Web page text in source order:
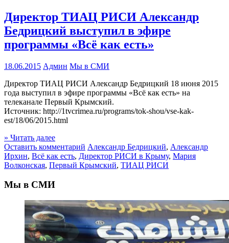
Директор ТИАЦ РИСИ Александр
Бедрицкий выступил в эфире
программы «Всё как есть»
18.06.2015 Админ Мы в СМИ
Директор ТИАЦ РИСИ Александр Бедрицкий 18 июня 2015
года выступил в эфире программы «Всё как есть» на
телеканале Первый Крымский.
Источник: http://1tvcrimea.ru/programs/tok-shou/vse-kak-
est/18/06/2015.html
» Читать далее
Оставить комментарий Александр Бедрицкий, Александр
Ирхин, Всё как есть, Директор РИСИ в Крыму, Мария
Волконская, Первый Крымский, ТИАЦ РИСИ
Мы в СМИ